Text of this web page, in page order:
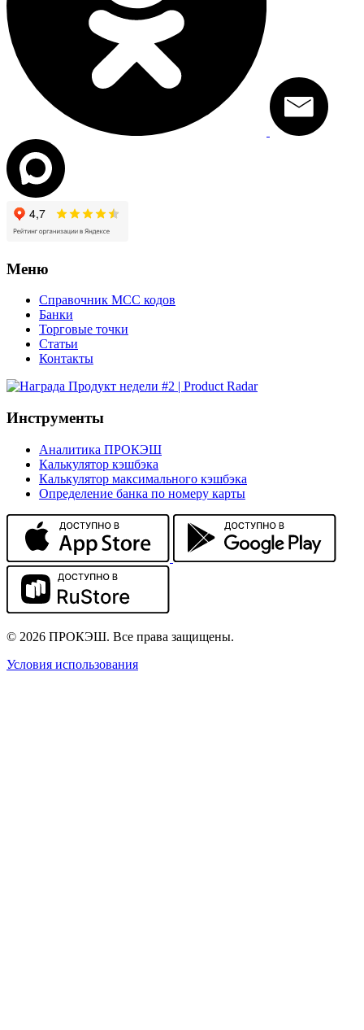
Меню
Справочник MCC кодов
Банки
Торговые точки
Статьи
Контакты
Инструменты
Аналитика ПРОКЭШ
Калькулятор кэшбэка
Калькулятор максимального кэшбэка
Определение банка по номеру карты
© 2026 ПРОКЭШ. Все права защищены.
Условия использования